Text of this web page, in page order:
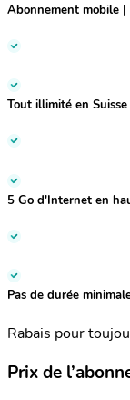
Abonnement mobile |
Tout illimité en Suisse
5 Go d'Internet en
Pas de durée
Rabais pour
Prix de